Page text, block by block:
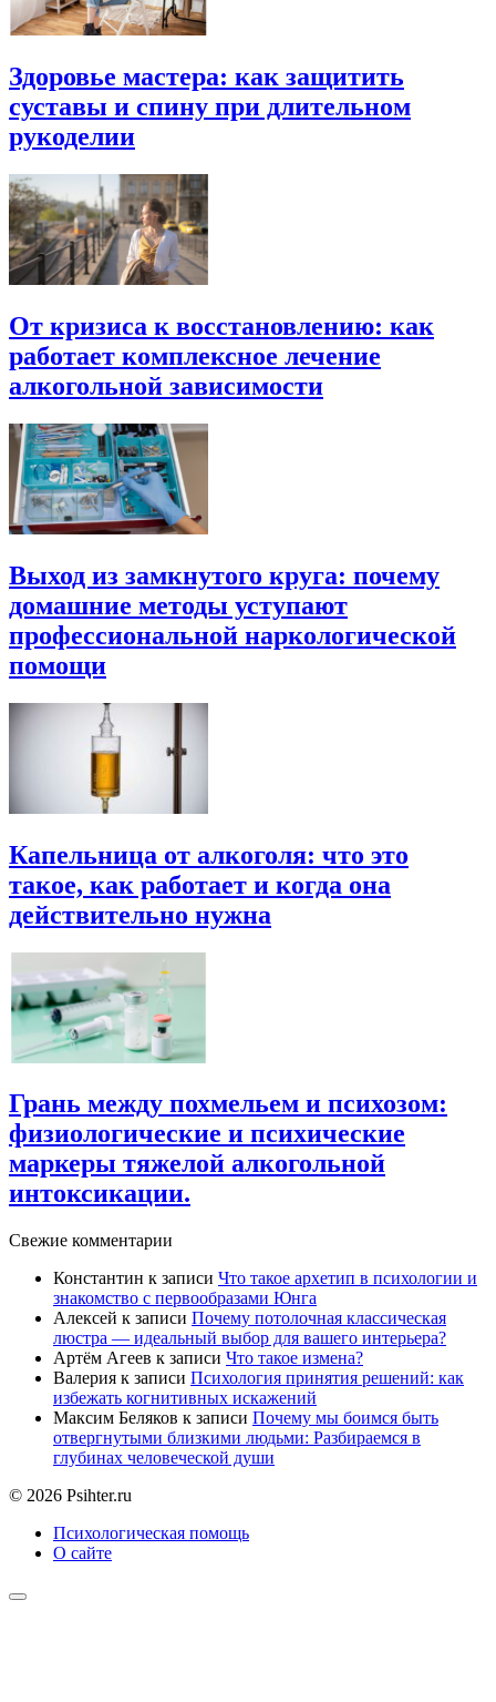
Здоровье мастера: как защитить
суставы и спину при длительном
рукоделии
От кризиса к восстановлению: как
работает комплексное лечение
алкогольной зависимости
Выход из замкнутого круга: почему
домашние методы уступают
профессиональной наркологической
помощи
Капельница от алкоголя: что это
такое, как работает и когда она
действительно нужна
Грань между похмельем и психозом:
физиологические и психические
маркеры тяжелой алкогольной
интоксикации.
Свежие комментарии
Константин к записи Что такое архетип в психологии и
знакомство с первообразами Юнга
Алексей к записи Почему потолочная классическая
люстра — идеальный выбор для вашего интерьера?
Артём Агеев к записи Что такое измена?
Валерия к записи Психология принятия решений: как
избежать когнитивных искажений
Максим Беляков к записи Почему мы боимся быть
отвергнутыми близкими людьми: Разбираемся в
глубинах человеческой души
© 2026 Psihter.ru
Психологическая помощь
О сайте